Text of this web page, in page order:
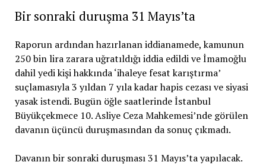
Bir sonraki duruşma 31 Mayıs’ta
Raporun ardından hazırlanan iddianamede, kamunun
250 bin lira zarara uğratıldığı iddia edildi ve İmamoğlu
dahil yedi kişi hakkında ‘ihaleye fesat karıştırma’
suçlamasıyla 3 yıldan 7 yıla kadar hapis cezası ve siyasi
yasak istendi. Bugün öğle saatlerinde İstanbul
Büyükçekmece 10. Asliye Ceza Mahkemesi’nde görülen
davanın üçüncü duruşmasından da sonuç çıkmadı.
Davanın bir sonraki duruşması 31 Mayıs’ta yapılacak.